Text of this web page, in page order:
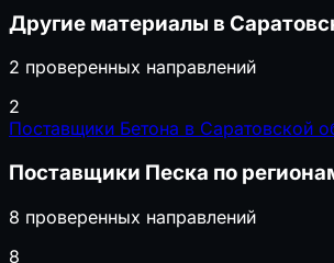
Другие материалы в
2 проверенных направлений
2
Поставщики Бетона в Саратовской
Поставщики Песка по
8 проверенных направлений
8